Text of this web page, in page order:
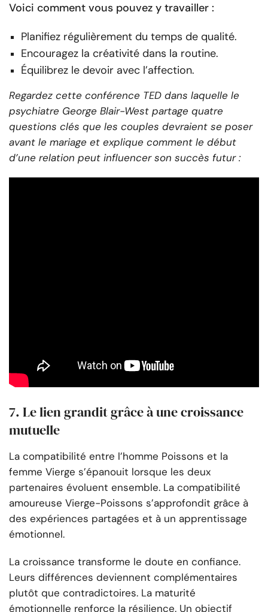
Voici comment vous pouvez y travailler :
Planifiez régulièrement du temps de qualité.
Encouragez la créativité dans la routine.
Équilibrez le devoir avec l’affection.
Regardez cette conférence TED dans laquelle le
psychiatre George Blair-West partage quatre
questions clés que les couples devraient se poser
avant le mariage et explique comment le début
d’une relation peut influencer son succès futur :
7. Le lien grandit grâce à une croissance
mutuelle
La compatibilité entre l’homme Poissons et la
femme Vierge s’épanouit lorsque les deux
partenaires évoluent ensemble. La compatibilité
amoureuse Vierge-Poissons s’approfondit grâce à
des expériences partagées et à un apprentissage
émotionnel.
La croissance transforme le doute en confiance.
Leurs différences deviennent complémentaires
plutôt que contradictoires. La maturité
émotionnelle renforce la résilience. Un objectif